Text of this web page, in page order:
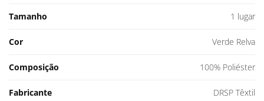
Tamanho 1 lugar
Cor Verde Relva
Composição 100% Poliéster
Fabricante DRSP Têxtil